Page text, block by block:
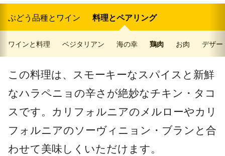
ぶどう品種とワイン 料理とペアリング
ワインと料理 ベジタリアン 海の幸 鶏肉 お肉 デザー
この料理は、スモーキーなスパイスと新鮮
なハラペニョの辛さが絶妙なチキン・タコ
スです。カリフォルニアのメルローやカリ
フォルニアのソーヴィニョン・ブランと合
わせて美味しくいただけます。